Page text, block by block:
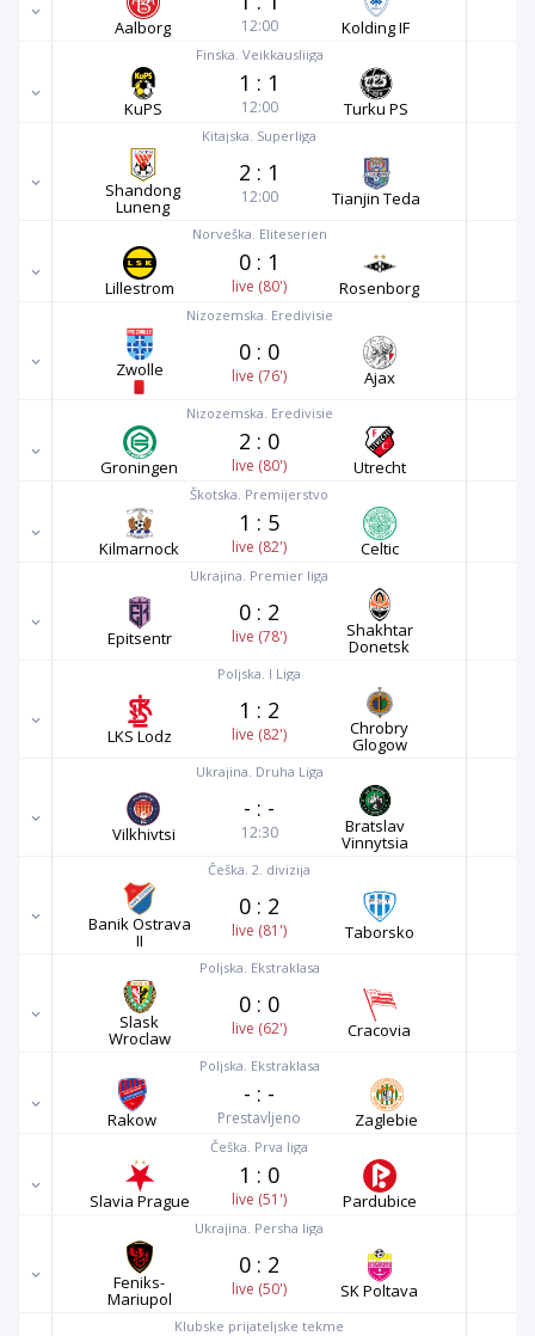
Aalborg 12:00 Kolding IF
Finska. Veikkausliiga
KuPS
1 : 1
12:00 Turku PS
Kitajska. Superliga
Shandong
Luneng
2 : 1
12:00 Tianjin Teda
Norveška. Eliteserien
Lillestrom
0 : 1
live (80') Rosenborg
Nizozemska. Eredivisie
Zwolle
0 : 0
live (76') Ajax
Nizozemska. Eredivisie
Groningen
2 : 0
live (80') Utrecht
Škotska. Premijerstvo
Kilmarnock
1 : 5
live (82') Celtic
Ukrajina. Premier liga
Epitsentr
0 : 2
live (78') Shakhtar
Donetsk
Poljska. I Liga
LKS Lodz
1 : 2
live (82') Chrobry
Glogow
Ukrajina. Druha Liga
Vilkhivtsi
- : -
12:30 Bratslav
Vinnytsia
Češka. 2. divizija
Banik Ostrava
II
0 : 2
live (81') Taborsko
Poljska. Ekstraklasa
Slask
Wroclaw
0 : 0
live (62') Cracovia
Poljska. Ekstraklasa
Rakow
- : -
Prestavljeno Zaglebie
Češka. Prva liga
Slavia Prague
1 : 0
live (51') Pardubice
Ukrajina. Persha liga
Feniks-
Mariupol
0 : 2
live (50') SK Poltava
Klubske prijateljske tekme